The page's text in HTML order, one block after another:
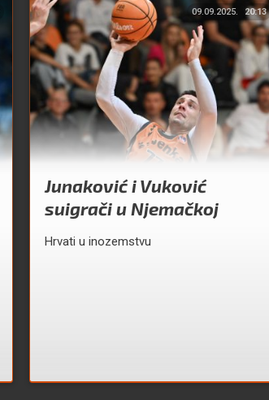
09.09.2025. 20:13
Junaković i Vuković
suigrači u Njemačkoj
Hrvati u inozemstvu